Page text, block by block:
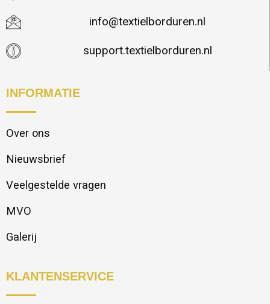
info@textielborduren.nl
support.textielborduren.nl
INFORMATIE
Over ons
Nieuwsbrief
Veelgestelde vragen
MVO
Galerij
KLANTENSERVICE